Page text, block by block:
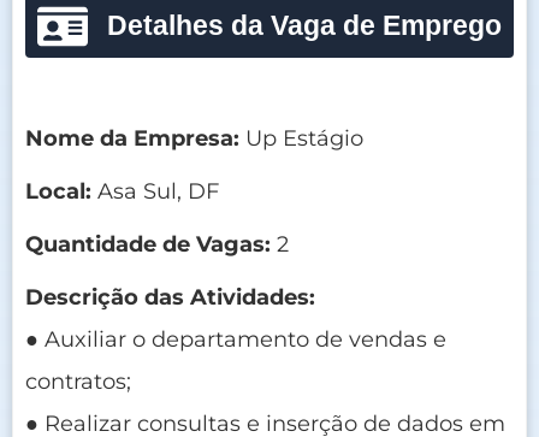
Detalhes da Vaga de Emprego
Nome da Empresa: Up Estágio
Local: Asa Sul, DF
Quantidade de Vagas: 2
Descrição das Atividades:
● Auxiliar o departamento de vendas e
contratos;
● Realizar consultas e inserção de dados em